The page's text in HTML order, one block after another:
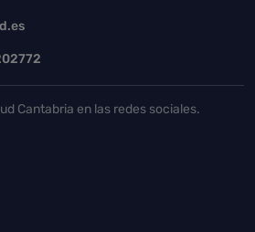
Cantabria en las redes sociales.